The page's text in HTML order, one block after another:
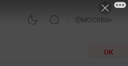
МОСКВА
ОК